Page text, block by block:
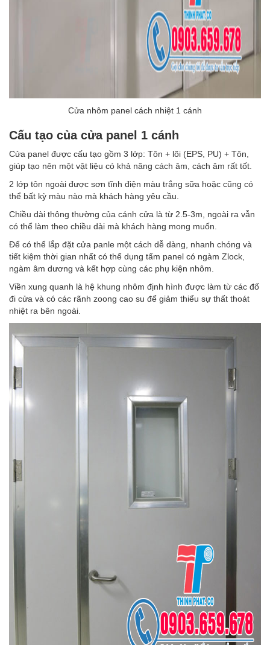
Cửa nhôm panel cách nhiệt 1 cánh
Cấu tạo của cửa panel 1 cánh
Cửa panel được cấu tạo gồm 3 lớp: Tôn + lõi (EPS, PU) + Tôn,
giúp tạo nên một vật liệu có khả năng cách âm, cách âm rất tốt.
2 lớp tôn ngoài được sơn tĩnh điện màu trắng sữa hoặc cũng có
thể bất kỳ màu nào mà khách hàng yêu cầu.
Chiều dài thông thường của cánh cửa là từ 2.5-3m, ngoài ra vẫn
có thể làm theo chiều dài mà khách hàng mong muốn.
Để có thể lắp đặt cửa panle một cách dễ dàng, nhanh chóng và
tiết kiệm thời gian nhất có thể dụng tấm panel có ngàm Zlock,
ngàm âm dương và kết hợp cùng các phụ kiện nhôm.
Viền xung quanh là hệ khung nhôm định hình được làm từ các đố
đi cửa và có các rãnh zoong cao su để giảm thiểu sự thất thoát
nhiệt ra bên ngoài.